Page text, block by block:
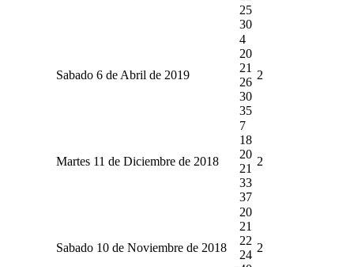
25
30
Sabado 6 de Abril de 2019
4
20
21
26
30
35
2
Martes 11 de Diciembre de 2018
7
18
20
21
33
37
2
Sabado 10 de Noviembre de 2018
20
21
22
24
2